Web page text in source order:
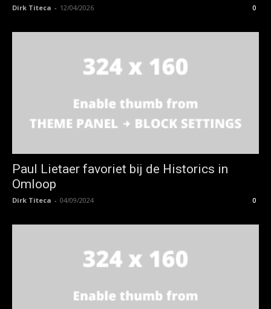
Dirk Titeca - 12/04/2026 0
Paul Lietaer favoriet bij de Historics in
Omloop
Dirk Titeca - 04/09/2024 0